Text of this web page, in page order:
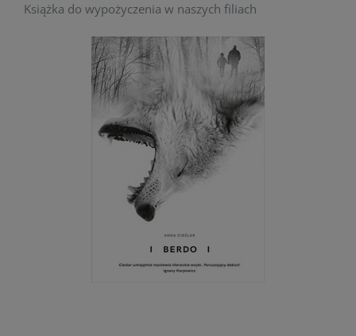
Książka do wypożyczenia w naszych filiach